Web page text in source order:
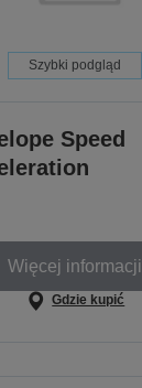
Szybki podgląd
Speed
Więcej informacji
Gdzie kupić